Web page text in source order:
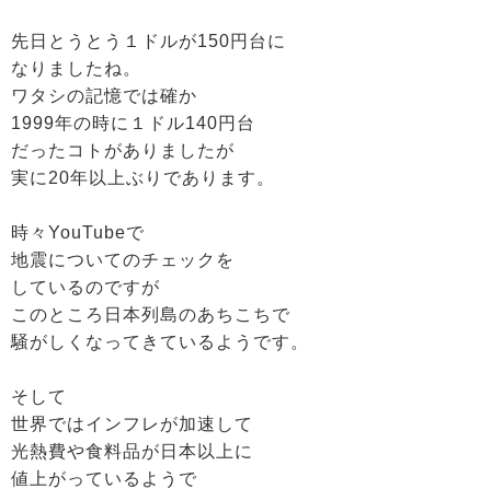
先日とうとう１ドルが150円台に
なりましたね。
ワタシの記憶では確か
1999年の時に１ドル140円台
だったコトがありましたが
実に20年以上ぶりであります。
時々YouTubeで
地震についてのチェックを
しているのですが
このところ日本列島のあちこちで
騒がしくなってきているようです。
そして
世界ではインフレが加速して
光熱費や食料品が日本以上に
値上がっているようで